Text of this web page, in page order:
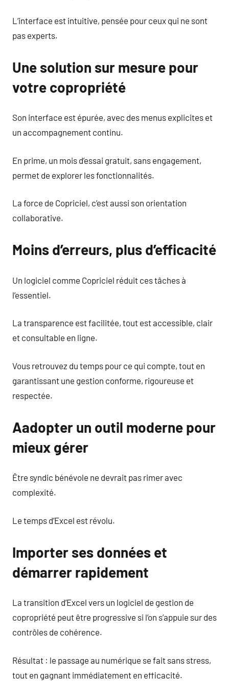
L’interface est intuitive, pensée pour ceux qui ne sont
pas experts.
Une solution sur mesure pour
votre copropriété
Son interface est épurée, avec des menus explicites et
un accompagnement continu.
En prime, un mois d’essai gratuit, sans engagement,
permet de explorer les fonctionnalités.
La force de Copriciel, c’est aussi son orientation
collaborative.
Moins d’erreurs, plus d’efficacité
Un logiciel comme Copriciel réduit ces tâches à
l’essentiel.
La transparence est facilitée, tout est accessible, clair
et consultable en ligne.
Vous retrouvez du temps pour ce qui compte, tout en
garantissant une gestion conforme, rigoureuse et
respectée.
Aadopter un outil moderne pour
mieux gérer
Être syndic bénévole ne devrait pas rimer avec
complexité.
Le temps d’Excel est révolu.
Importer ses données et
démarrer rapidement
La transition d’Excel vers un logiciel de gestion de
copropriété peut être progressive si l’on s’appuie sur des
contrôles de cohérence.
Résultat : le passage au numérique se fait sans stress,
tout en gagnant immédiatement en efficacité.